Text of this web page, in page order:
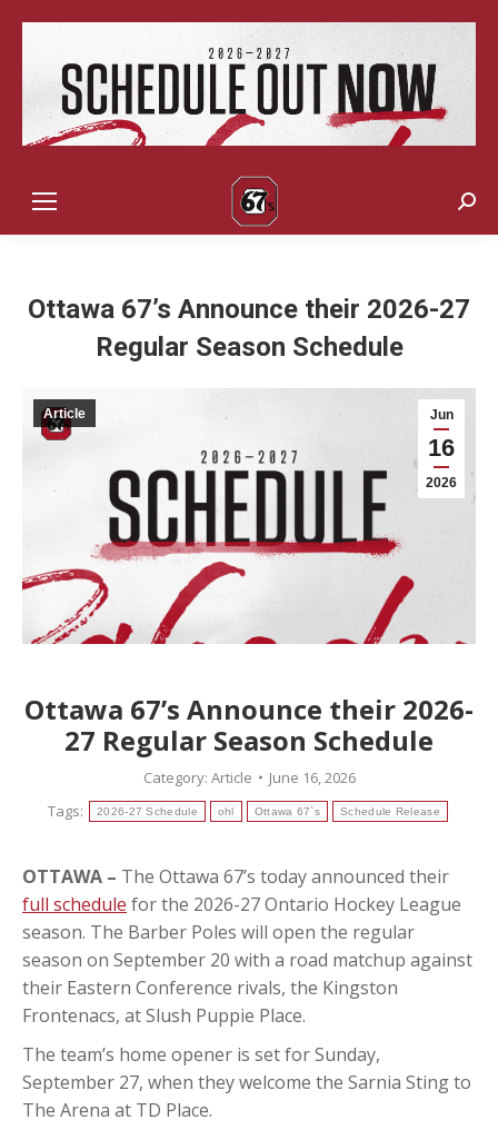
Ottawa 67’s Announce their 2026-27
Regular Season Schedule
Jun
16
2026
Article
Ottawa 67’s Announce their 2026-
27 Regular Season Schedule
Category: Article
June 16, 2026
Tags:
2026-27 Schedule ohl Ottawa 67`s Schedule Release
OTTAWA – The Ottawa 67’s today announced their
full schedule for the 2026-27 Ontario Hockey League
season. The Barber Poles will open the regular
season on September 20 with a road matchup against
their Eastern Conference rivals, the Kingston
Frontenacs, at Slush Puppie Place.
The team’s home opener is set for Sunday,
September 27, when they welcome the Sarnia Sting to
The Arena at TD Place.